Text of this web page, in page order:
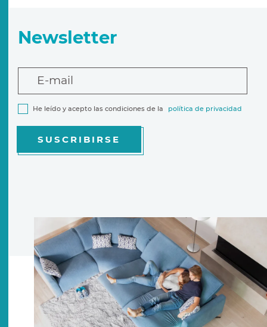
Newsletter
E-mail
He leído y acepto las condiciones de la política de privacidad
SUSCRIBIRSE